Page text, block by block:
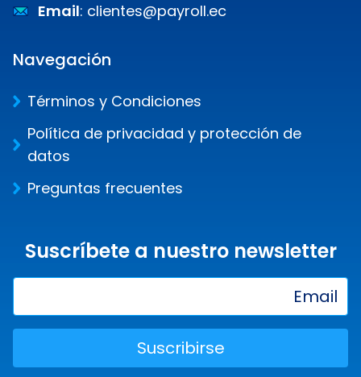
Email: clientes@payroll.ec
Navegación
Términos y Condiciones
Política de privacidad y protección de
datos
Preguntas frecuentes
Suscríbete a nuestro newsletter
Suscribirse